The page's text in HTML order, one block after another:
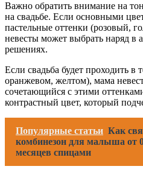
Важно обратить внимание на
на свадьбе. Если основными
пастельные оттенки (розовый,
невесты может выбрать наряд в
решениях.
Если свадьба будет проходить в
оранжевом, желтом), мама
сочетающийся с этими
контрастный цвет, который
Популярные статьи Как
комбинезон для малыша от
месяцев спицами